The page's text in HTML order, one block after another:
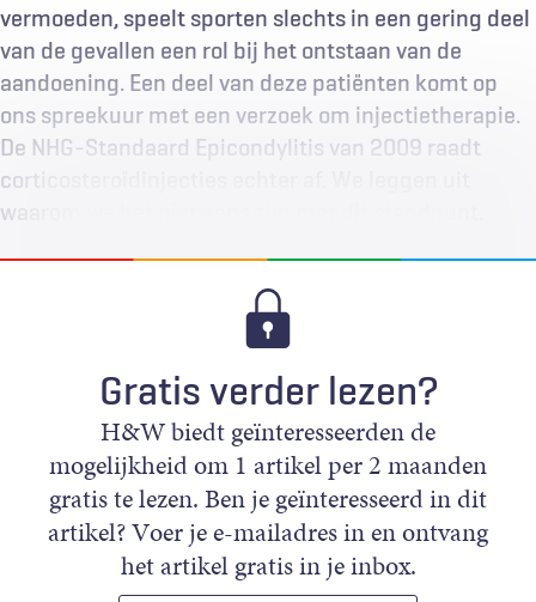
vermoeden, speelt sporten slechts in een gering deel
van de gevallen een rol bij het ontstaan van de
aandoening. Een deel van deze patiënten komt op
ons spreekuur met een verzoek om injectietherapie.
De NHG-Standaard Epicondylitis van 2009 raadt
corticosteroïdinjecties echter af. We leggen uit
waarom we het niet eens zijn met dit standpunt.
Gratis verder lezen?
H&W biedt geïnteresseerden de
mogelijkheid om 1 artikel per 2 maanden
gratis te lezen. Ben je geïnteresseerd in dit
artikel? Voer je e-mailadres in en ontvang
het artikel gratis in je inbox.